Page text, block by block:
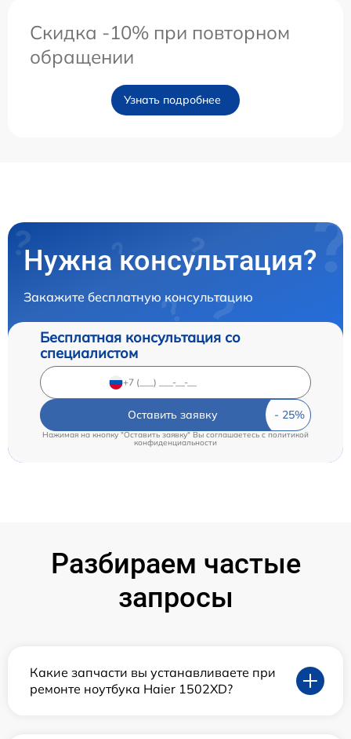
Скидка -10% при повторном
обращении
Узнать подробнее
Нужна консультация?
Закажите бесплатную консультацию
Бесплатная консультация со
специалистом
Оставить заявку
Нажимая на кнопку "Оставить заявку" Вы соглашаетесь cполитикой
конфиденциальности
Разбираем частые
запросы
Какие запчасти вы устанавливаете при
ремонте ноутбука Haier 1502XD?